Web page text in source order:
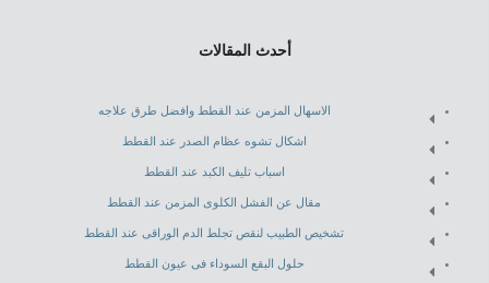
أحدث المقالات
الاسهال المزمن عند القطط وافضل طرق علاجه
اشكال تشوه عظام الصدر عند القطط
اسباب تليف الكبد عند القطط
مقال عن الفشل الكلوى المزمن عند القطط
تشخيص الطبيب لنقص تجلط الدم الوراقى عند القطط
حلول البقع السوداء فى عيون القطط